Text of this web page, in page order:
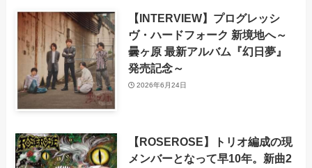
【INTERVIEW】プログレッシ
ヴ・ハードフォーク 新境地へ～
曇ヶ原 最新アルバム『幻日夢』
発売記念～
2026年6月24日
【ROSEROSE】トリオ編成の現
メンバーとなって早10年。新曲2